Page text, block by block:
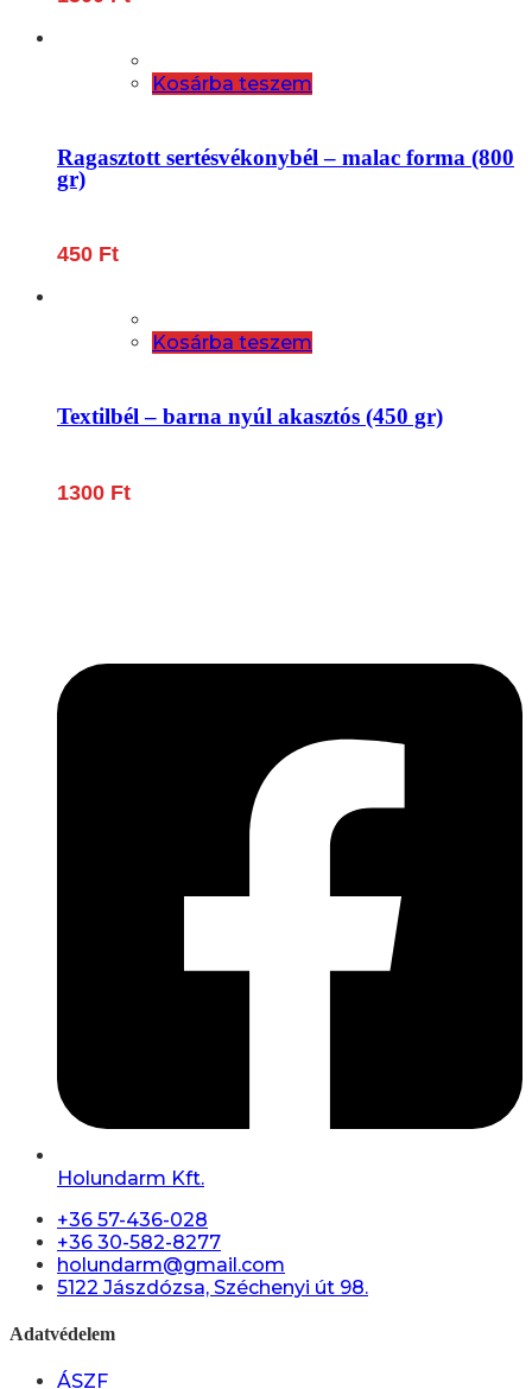
Kosárba teszem
Ragasztott sertésvékonybél – malac forma (800
gr)
450 Ft
Kosárba teszem
Textilbél – barna nyúl akasztós (450 gr)
1300 Ft
Holundarm Kft.
+36 57-436-028
+36 30-582-8277
holundarm@gmail.com
5122 Jászdózsa, Széchenyi út 98.
Adatvédelem
ÁSZF